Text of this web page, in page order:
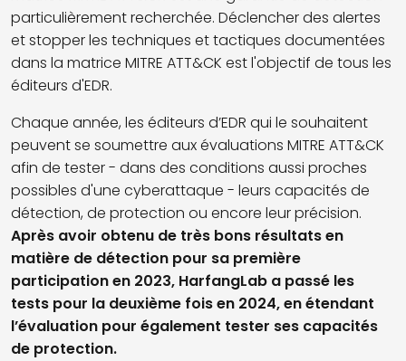
particulièrement recherchée. Déclencher des alertes
et stopper les techniques et tactiques documentées
dans la matrice MITRE ATT&CK est l'objectif de tous les
éditeurs d'EDR.
Chaque année, les éditeurs d’EDR qui le souhaitent
peuvent se soumettre aux évaluations MITRE ATT&CK
afin de tester - dans des conditions aussi proches
possibles d'une cyberattaque - leurs capacités de
détection, de protection ou encore leur précision.
Après avoir obtenu de très bons résultats en
matière de détection pour sa première
participation en 2023, HarfangLab a passé les
tests pour la deuxième fois en 2024, en étendant
l’évaluation pour également tester ses capacités
de protection.